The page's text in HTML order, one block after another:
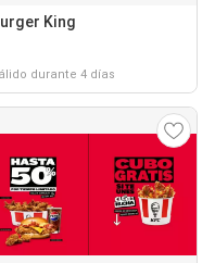
King
durante 4 días